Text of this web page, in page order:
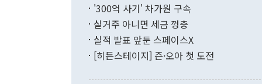
"우리의 선
관은 업무
기록했지만
로 전환됐다.
'300억 사기' 차가원 구속
실거주 아니면 세금 껑충
실적 발표 앞둔 스페이스X
[히든스테이지] 즌·오아 첫 도전